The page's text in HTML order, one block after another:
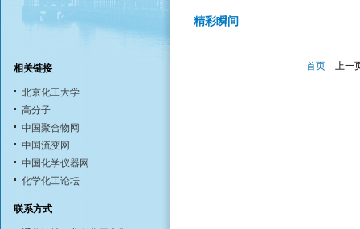
相关链接
北京化工大学
高分子
中国聚合物网
中国流变网
中国化学仪器网
化学化工论坛
联系方式
精彩瞬间
首页 上一